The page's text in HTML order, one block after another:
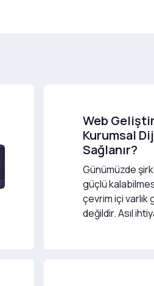
Web
Kurumsal
Sağlanır?
Günümüzde
güçlü
çevrim içi
değildir. Asıl